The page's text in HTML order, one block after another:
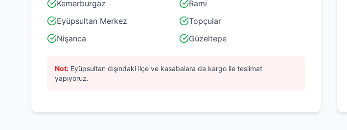
Kemerburgaz
Rami
Eyüpsultan Merkez
Topçular
Nişanca
Güzeltepe
Not: Eyüpsultan dışındaki ilçe ve kasabalara da kargo ile teslimat
yapıyoruz.